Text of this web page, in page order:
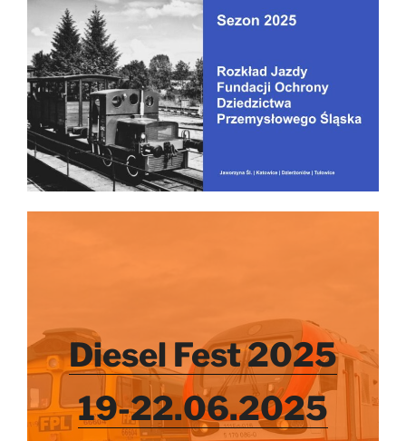
Diesel Fest 2025
19-22.06.2025